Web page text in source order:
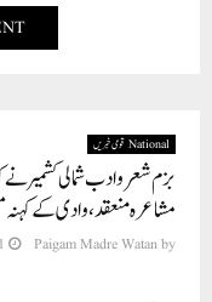
National قومی خبریں
بزم شعر و ادب شمالی کشمیر
مشاعرہ منعقد ،وادی کے
by
Paigam Madre Watan